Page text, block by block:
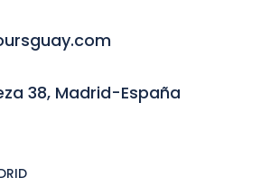
38, Madrid-España